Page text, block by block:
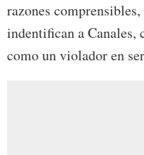
razones
indentifican a Canales,
como un violador en